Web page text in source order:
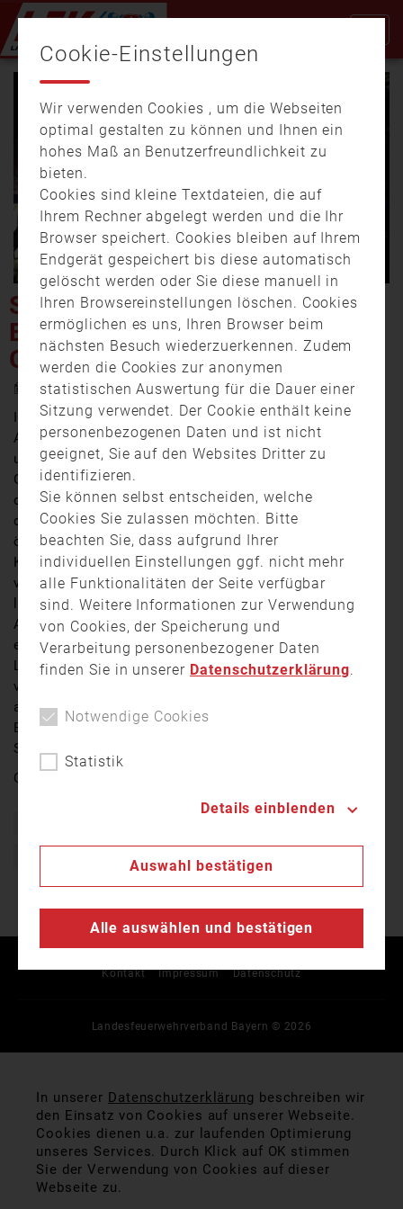
Video
SCHEUNENBRAND IN
EIBELSTADT – GEBÄUDE
GERÄT IN VOLLBRAND
5. September 2024 17:00
In Eibelstadt im Landkreis Würzburg kam es gestern
Abend zu einem Scheunenbrand. Eine für Lagerzwecke
und als Schafstall genutzte Halle geriet in Flammen.
Gegen 20:25 wurden Polizei und Feuerwehr alarmiert,
die kurz darauf eintrafen. Zu diesem Zeitpunkt stand
der Dachstuhl des Gebäudes bereits in Vollbrand. Die
örtlichen Feuerwehren konnten den Brand unter
Kontrolle bringen. Niemand wurde durch den Brand
verletzt – weder Menschen noch Tiere, das sich
letztere während des Brandes auf der Weide befanden.
Allerdings ist der Bau nach dem Brand
einsturzgefährdet und es besteht beim Betreten
Lebensgefahr. Die Kriminalpolizei Würzburg hat noch
vor Ort die Ermittlungen zur Brandursache
aufgenommen und geht nach derzeitigem
Ermittlungsstand von Brandstiftung aus. Die Höhe des
Schadens bleibt zunächst unklar.
Quelle:
Kontakt Impressum Datenschutz
Landesfeuerwehrverband Bayern © 2026
Cookie-Einstellungen
Wir verwenden Cookies , um die Webseiten
optimal gestalten zu können und Ihnen ein
hohes Maß an Benutzerfreundlichkeit zu
bieten.
Cookies sind kleine Textdateien, die auf
Ihrem Rechner abgelegt werden und die Ihr
Browser speichert. Cookies bleiben auf Ihrem
Endgerät gespeichert bis diese automatisch
gelöscht werden oder Sie diese manuell in
Ihren Browsereinstellungen löschen. Cookies
ermöglichen es uns, Ihren Browser beim
nächsten Besuch wiederzuerkennen. Zudem
werden die Cookies zur anonymen
statistischen Auswertung für die Dauer einer
Sitzung verwendet. Der Cookie enthält keine
personenbezogenen Daten und ist nicht
geeignet, Sie auf den Websites Dritter zu
identifizieren.
Sie können selbst entscheiden, welche
Cookies Sie zulassen möchten. Bitte
beachten Sie, dass aufgrund Ihrer
individuellen Einstellungen ggf. nicht mehr
alle Funktionalitäten der Seite verfügbar
sind. Weitere Informationen zur Verwendung
von Cookies, der Speicherung und
Verarbeitung personenbezogener Daten
finden Sie in unserer Datenschutzerklärung.
Notwendige Cookies
Statistik
Details einblenden
Auswahl bestätigen
Alle auswählen und bestätigen
In unserer Datenschutzerklärung beschreiben wir
den Einsatz von Cookies auf unserer Webseite.
Cookies dienen u.a. zur laufenden Optimierung
unseres Services. Durch Klick auf OK stimmen
Sie der Verwendung von Cookies auf dieser
Webseite zu.